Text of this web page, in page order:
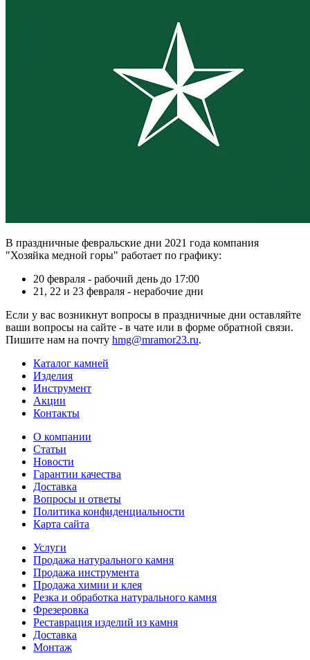
В праздничные февральские дни 2021 года компания
"Хозяйка медной горы" работает по графику:
20 февраля - рабочий день до 17:00
21, 22 и 23 февраля - нерабочие дни
Если у вас возникнут вопросы в праздничные дни оставляйте
ваши вопросы на сайте - в чате или в форме обратной связи.
Пишите нам на почту hmg@mramor23.ru.
Каталог камней
Изделия
Инструмент
Акции
Контакты
О компании
Статьи
Новости
Гарантии качества
Доставка
Вопросы и ответы
Политика конфиденциальности
Карта сайта
Услуги
Продажа натурального камня
Продажа инструмента
Продажа химии и клея
Резка и обработка натурального камня
Фрезеровка
Реставрация изделий из камня
Доставка
Монтаж